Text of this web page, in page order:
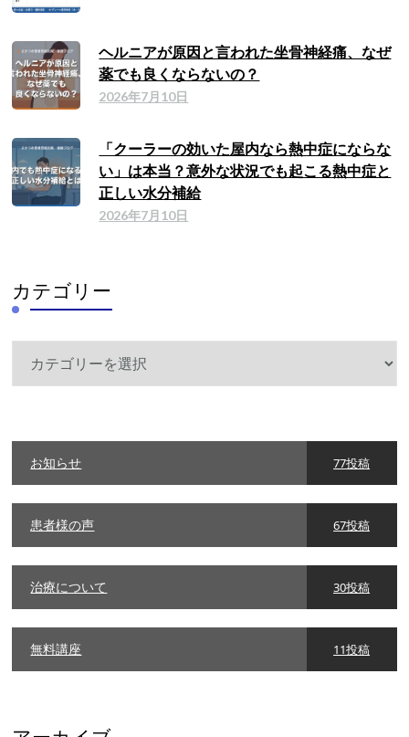
ヘルニアが原因と言われた坐骨神経痛、なぜ
薬でも良くならないの？
2026年7月10日
「クーラーの効いた屋内なら熱中症にならな
い」は本当？意外な状況でも起こる熱中症と
正しい水分補給
2026年7月10日
カテゴリー
ー
お知らせ 77投稿
患者様の声 67投稿
治療について 30投稿
無料講座 11投稿